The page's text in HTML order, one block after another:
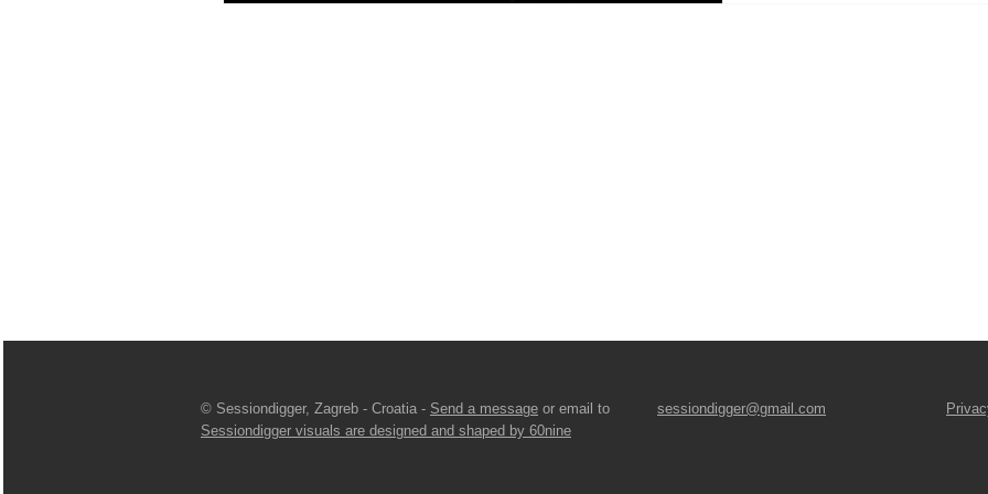
© Sessiondigger, Zagreb - Croatia - Send a message or email to sessiondigger@gmail.com
Sessiondigger visuals are designed and shaped by 60nine